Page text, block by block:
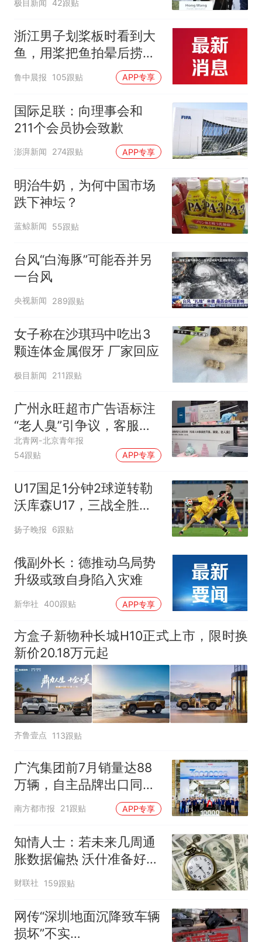
极目新闻 42跟贴
浙江男子划桨板时看到大
鱼，用桨把鱼拍晕后捞
起；当事人：鱼重7斤6
两，做成红烧辣子鱼块，
味道很好
鲁中晨报 105跟贴 APP专享
国际足联：向理事会和
211个会员协会致歉
澎湃新闻 274跟贴 APP专享
明治牛奶，为何中国市场
跌下神坛？
蓝鲸新闻 55跟贴
台风“白海豚”可能吞并另
一台风
央视新闻 289跟贴
女子称在沙琪玛中吃出3
颗连体金属假牙 厂家回应
极目新闻 211跟贴
广州永旺超市广告语标注
“老人臭”引争议，客服回
应
北青网-北京青年报
54跟贴
APP专享
U17国足1分钟2球逆转勒
沃库森U17，三战全胜！
赵松源替补登场传射建功
扬子晚报 6跟贴
俄副外长：德推动乌局势
升级或致自身陷入灾难
新华社 400跟贴 APP专享
方盒子新物种长城H10正式上市，限时换
新价20.18万元起
齐鲁壹点 113跟贴
广汽集团前7月销量达88
万辆，自主品牌出口同比
增130%
南方都市报 21跟贴 APP专享
知情人士：若未来几周通
胀数据偏热 沃什准备好加
息
财联社 159跟贴
网传“深圳地面沉降致车辆
损坏”不实